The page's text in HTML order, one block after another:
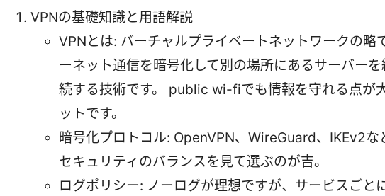
VPNの基礎知識と用語解説
VPNとは: バーチャルプライベートネットワークの略
ーネット通信を暗号化して別の場所にあるサーバー
続する技術です。 public wi-fiでも情報を守れる点が
ットです。
暗号化プロトコル: OpenVPN、WireGuard、IKEv2な
セキュリティのバランスを見て選ぶのが吉。
ログポリシー: ノーログが理想ですが、サービスごと